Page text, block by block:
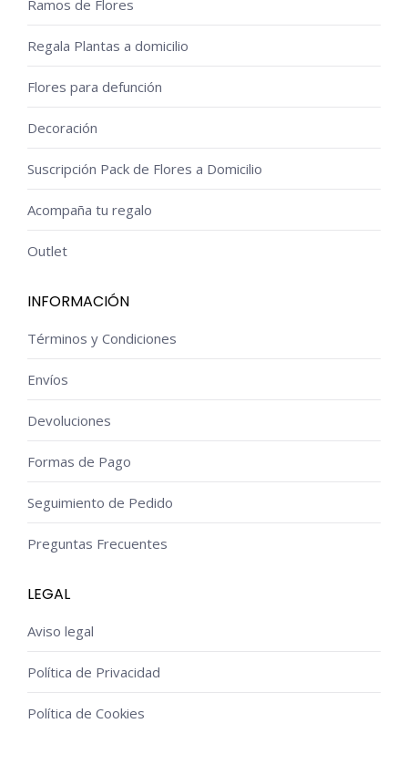
Ramos de Flores
Regala Plantas a domicilio
Flores para defunción
Decoración
Suscripción Pack de Flores a Domicilio
Acompaña tu regalo
Outlet
INFORMACIÓN
Términos y Condiciones
Envíos
Devoluciones
Formas de Pago
Seguimiento de Pedido
Preguntas Frecuentes
LEGAL
Aviso legal
Política de Privacidad
Política de Cookies